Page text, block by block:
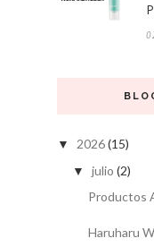
▼ 2026(15)
▼ julio (2)
Productos
Haruharu